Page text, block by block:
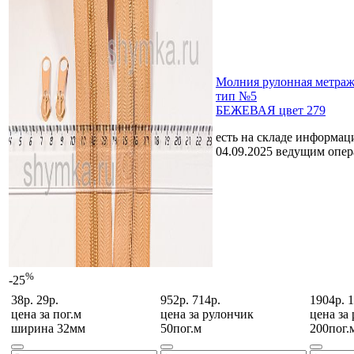
-25%
Молния рулонная
тип №5
БЕЖЕВАЯ цвет 279
есть на складе
04.09.2025 ведущим
38р. 29р.
цена за пог.м
ширина 32мм
952р. 714р.
цена за рулончик
50пог.м
1904р.
цена за